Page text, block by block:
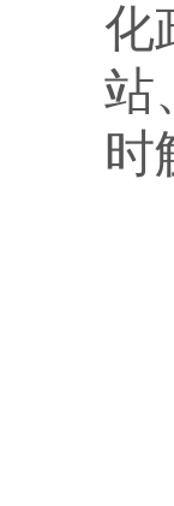
化
站
时